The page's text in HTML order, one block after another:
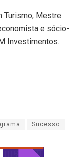
Turismo, Mestre
e sócio-
Investimentos.
Sucesso